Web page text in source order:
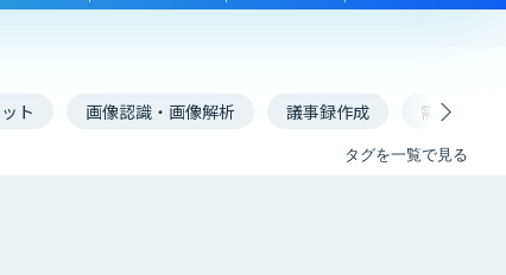
ト 画像認識・画像解析 議事録作成 需要予測
タグを一覧で見る